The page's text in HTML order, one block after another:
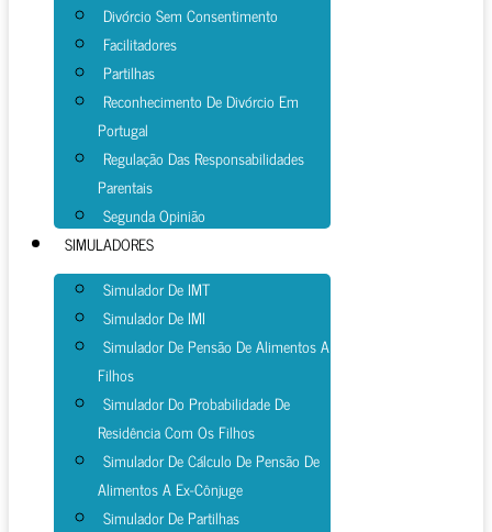
Divórcio Sem Consentimento
Facilitadores
Partilhas
Reconhecimento De Divórcio Em
Portugal
Regulação Das Responsabilidades
Parentais
Segunda Opinião
SIMULADORES
Simulador De IMT
Simulador De IMI
Simulador De Pensão De Alimentos A
Filhos
Simulador Do Probabilidade De
Residência Com Os Filhos
Simulador De Cálculo De Pensão De
Alimentos A Ex-Cônjuge
Simulador De Partilhas